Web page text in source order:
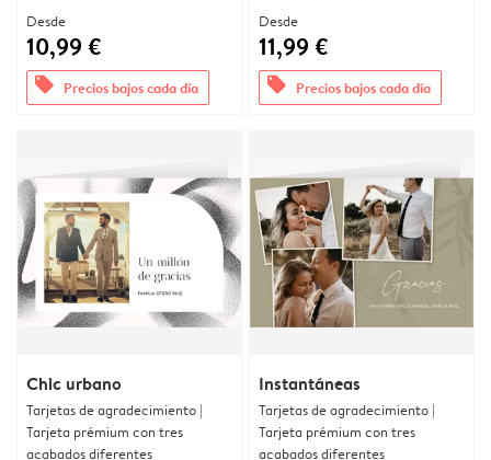
Desde
10,99 €
offers Precios bajos cada día
Desde
11,99 €
offers Precios bajos cada día
Chic urbano
Tarjetas de agradecimiento |
Tarjeta prémium con tres
acabados diferentes
Instantáneas
Tarjetas de agradecimiento |
Tarjeta prémium con tres
acabados diferentes